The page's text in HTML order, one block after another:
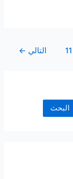
11 التالي ←
البحث